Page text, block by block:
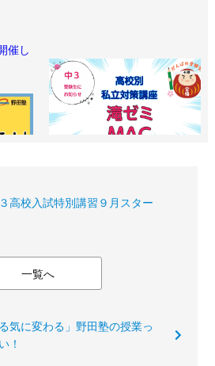
催し
高校入試特別講習９月スター
一覧へ
気に変わる」野田塾の授業っ
！